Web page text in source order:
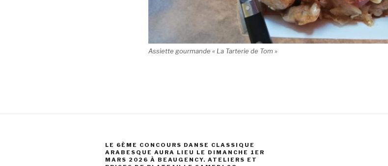
Assiette gourmande « La Tarterie de Tom »
LE 6ÈME CONCOURS DANSE CLASSIQUE
ARABESQUE AURA LIEU LE DIMANCHE 1ER
MARS 2026 À BEAUGENCY. ATELIERS ET